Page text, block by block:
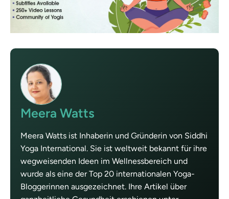
Meera Watts
Meera Watts ist Inhaberin und Gründerin von Siddhi
Yoga International. Sie ist weltweit bekannt für ihre
wegweisenden Ideen im Wellnessbereich und
wurde als eine der Top 20 internationalen Yoga-
Bloggerinnen ausgezeichnet. Ihre Artikel über